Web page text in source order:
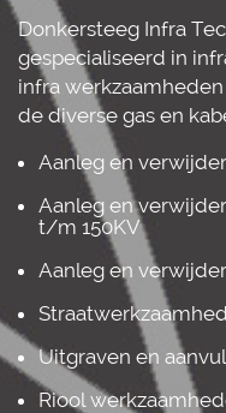
Donkersteeg Infra
gespecialiseerd in
infra
de diverse gas en
Aanleg en
Aanleg en
t/m 150KV
Aanleg en
Uitgraven en
Riool